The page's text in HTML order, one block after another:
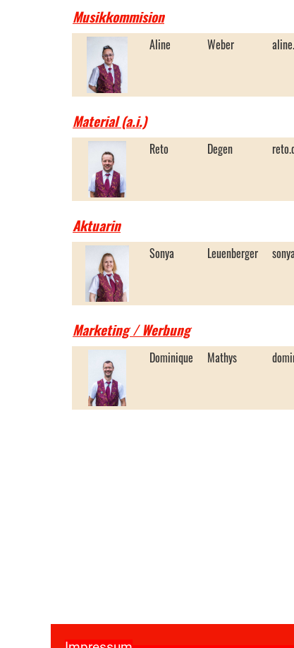
Musikkommision
Aline Weber
Material (a.i.)
Reto Degen
Aktuarin
Sonya Leuenberger
Marketing / Werbung
Dominique Mathys